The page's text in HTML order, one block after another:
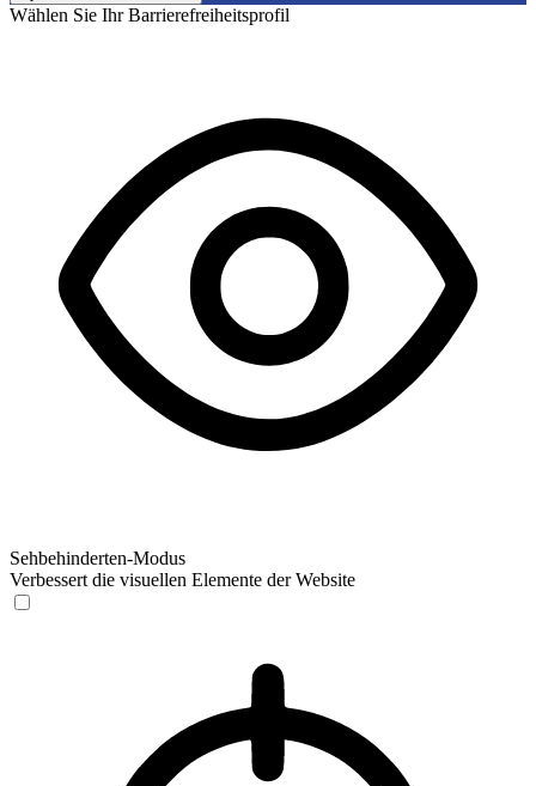
Wählen Sie Ihr Barrierefreiheitsprofil
Sehbehinderten-Modus
Verbessert die visuellen Elemente der Website